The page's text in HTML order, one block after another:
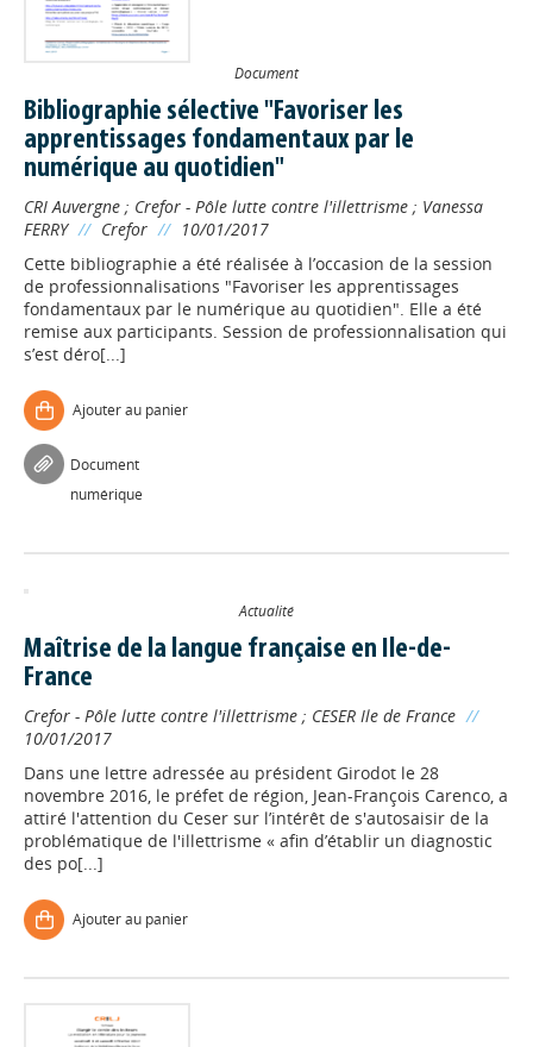
Document
Bibliographie sélective "Favoriser les
apprentissages fondamentaux par le
numérique au quotidien"
CRI Auvergne ; Crefor - Pôle lutte contre l'illettrisme ; Vanessa
FERRY // Crefor // 10/01/2017
Cette bibliographie a été réalisée à l’occasion de la session
de professionnalisations "Favoriser les apprentissages
fondamentaux par le numérique au quotidien". Elle a été
remise aux participants. Session de professionnalisation qui
s’est déro[...]
Ajouter au panier
Document
numérique
Actualité
Maîtrise de la langue française en Ile-de-
France
Crefor - Pôle lutte contre l'illettrisme ; CESER Ile de France //
10/01/2017
Dans une lettre adressée au président Girodot le 28
novembre 2016, le préfet de région, Jean-François Carenco, a
attiré l'attention du Ceser sur l’intérêt de s'autosaisir de la
problématique de l'illettrisme « afin d’établir un diagnostic
des po[...]
Ajouter au panier